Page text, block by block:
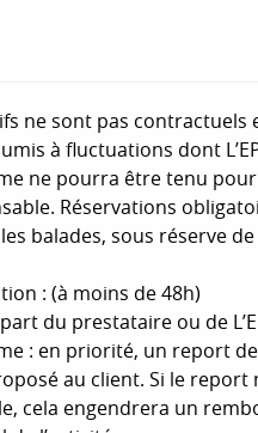
ne sont pas contractuels
à fluctuations dont
ne pourra être tenu pour
Réservations
balades, sous réserve
: (à moins de 48h)
du prestataire ou de
: en priorité, un report de
au client. Si le report
cela engendrera un